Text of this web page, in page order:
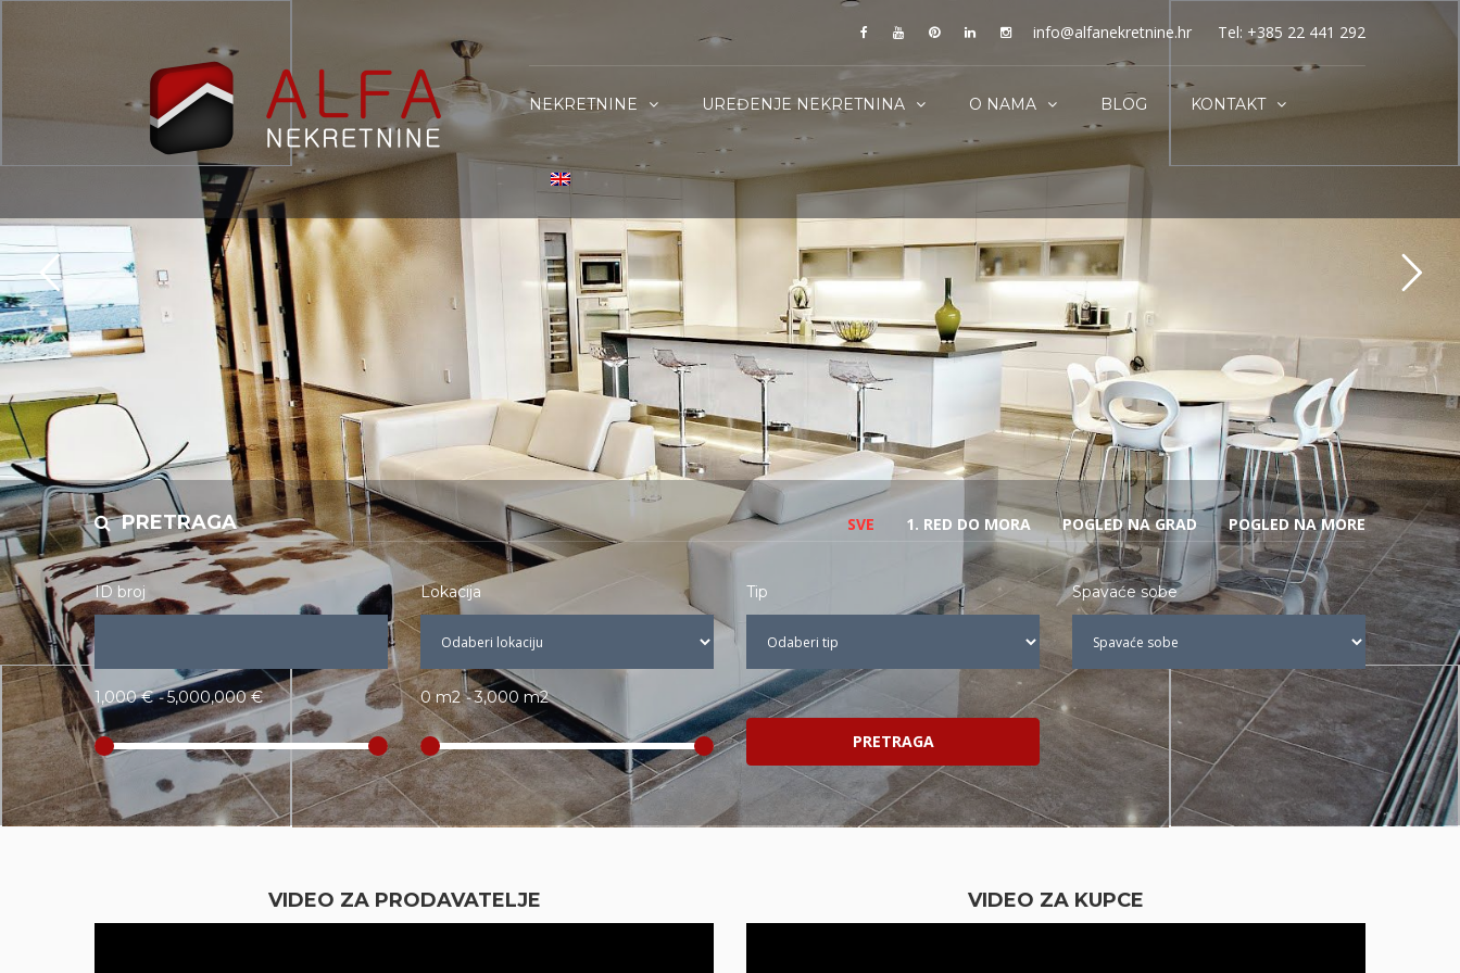
info@alfanekretnine.hrTel: +385 22 441 292
NEKRETNINE UREĐENJE NEKRETNINA O NAMA BLOG KONTAKT
PRETRAGA SVE 1. RED DO MORA POGLED NA GRAD POGLED NA MORE
ID broj Lokacija Tip Spavaće sobe
1,000 €- 5,000,000 € 0 m2- 3,000 m2
PRETRAGA
VIDEO ZA PRODAVATELJE VIDEO ZA KUPCE